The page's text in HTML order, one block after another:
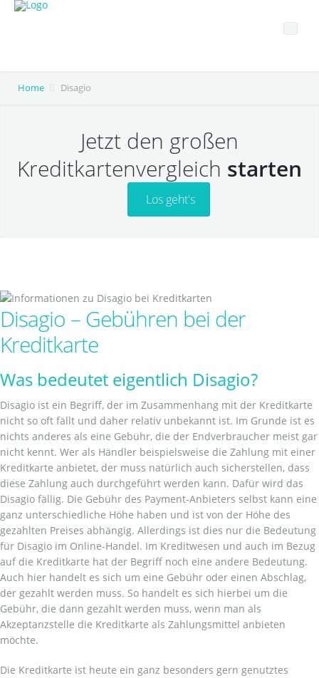
Home Disagio
Jetzt den großen
Kreditkartenvergleich starten
Los geht's
Disagio – Gebühren bei der
Kreditkarte
Was bedeutet eigentlich Disagio?
Disagio ist ein Begriff, der im Zusammenhang mit der Kreditkarte
nicht so oft fällt und daher relativ unbekannt ist. Im Grunde ist es
nichts anderes als eine Gebühr, die der Endverbraucher meist gar
nicht kennt. Wer als Händler beispielsweise die Zahlung mit einer
Kreditkarte anbietet, der muss natürlich auch sicherstellen, dass
diese Zahlung auch durchgeführt werden kann. Dafür wird das
Disagio fällig. Die Gebühr des Payment-Anbieters selbst kann eine
ganz unterschiedliche Höhe haben und ist von der Höhe des
gezahlten Preises abhängig. Allerdings ist dies nur die Bedeutung
für Disagio im Online-Handel. Im Kreditwesen und auch im Bezug
auf die Kreditkarte hat der Begriff noch eine andere Bedeutung.
Auch hier handelt es sich um eine Gebühr oder einen Abschlag,
der gezahlt werden muss. So handelt es sich hierbei um die
Gebühr, die dann gezahlt werden muss, wenn man als
Akzeptanzstelle die Kreditkarte als Zahlungsmittel anbieten
möchte.
Die Kreditkarte ist heute ein ganz besonders gern genutztes